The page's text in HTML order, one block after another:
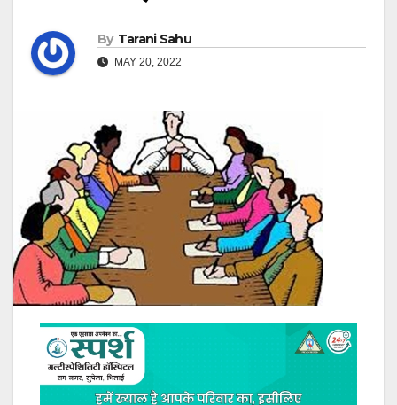
By Tarani Sahu
MAY 20, 2022